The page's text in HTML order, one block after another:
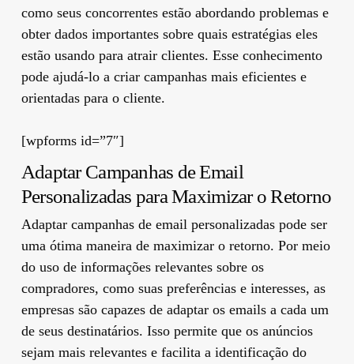
como seus concorrentes estão abordando problemas e
obter dados importantes sobre quais estratégias eles
estão usando para atrair clientes. Esse conhecimento
pode ajudá-lo a criar campanhas mais eficientes e
orientadas para o cliente.
[wpforms id=”7″]
Adaptar Campanhas de Email
Personalizadas para Maximizar o Retorno
Adaptar campanhas de email personalizadas pode ser
uma ótima maneira de maximizar o retorno. Por meio
do uso de informações relevantes sobre os
compradores, como suas preferências e interesses, as
empresas são capazes de adaptar os emails a cada um
de seus destinatários. Isso permite que os anúncios
sejam mais relevantes e facilita a identificação do